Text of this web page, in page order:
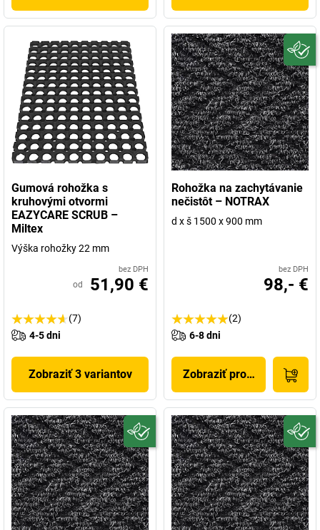
Gumová rohožka s
kruhovými otvormi
EAZYCARE SCRUB –
Miltex
Výška rohožky 22 mm
bez DPH
od 51,90 €
(7)
4-5 dni
Zobraziť 3 variantov
Rohožka na zachytávanie
nečistôt – NOTRAX
d x š 1500 x 900 mm
bez DPH
98,- €
(2)
6-8 dni
Zobraziť produkt